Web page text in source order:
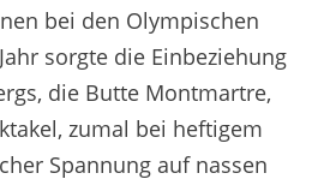
bei den Olympischen
sorgte die Einbeziehung
die Butte Montmartre,
zumal bei heftigem
Spannung auf nassen